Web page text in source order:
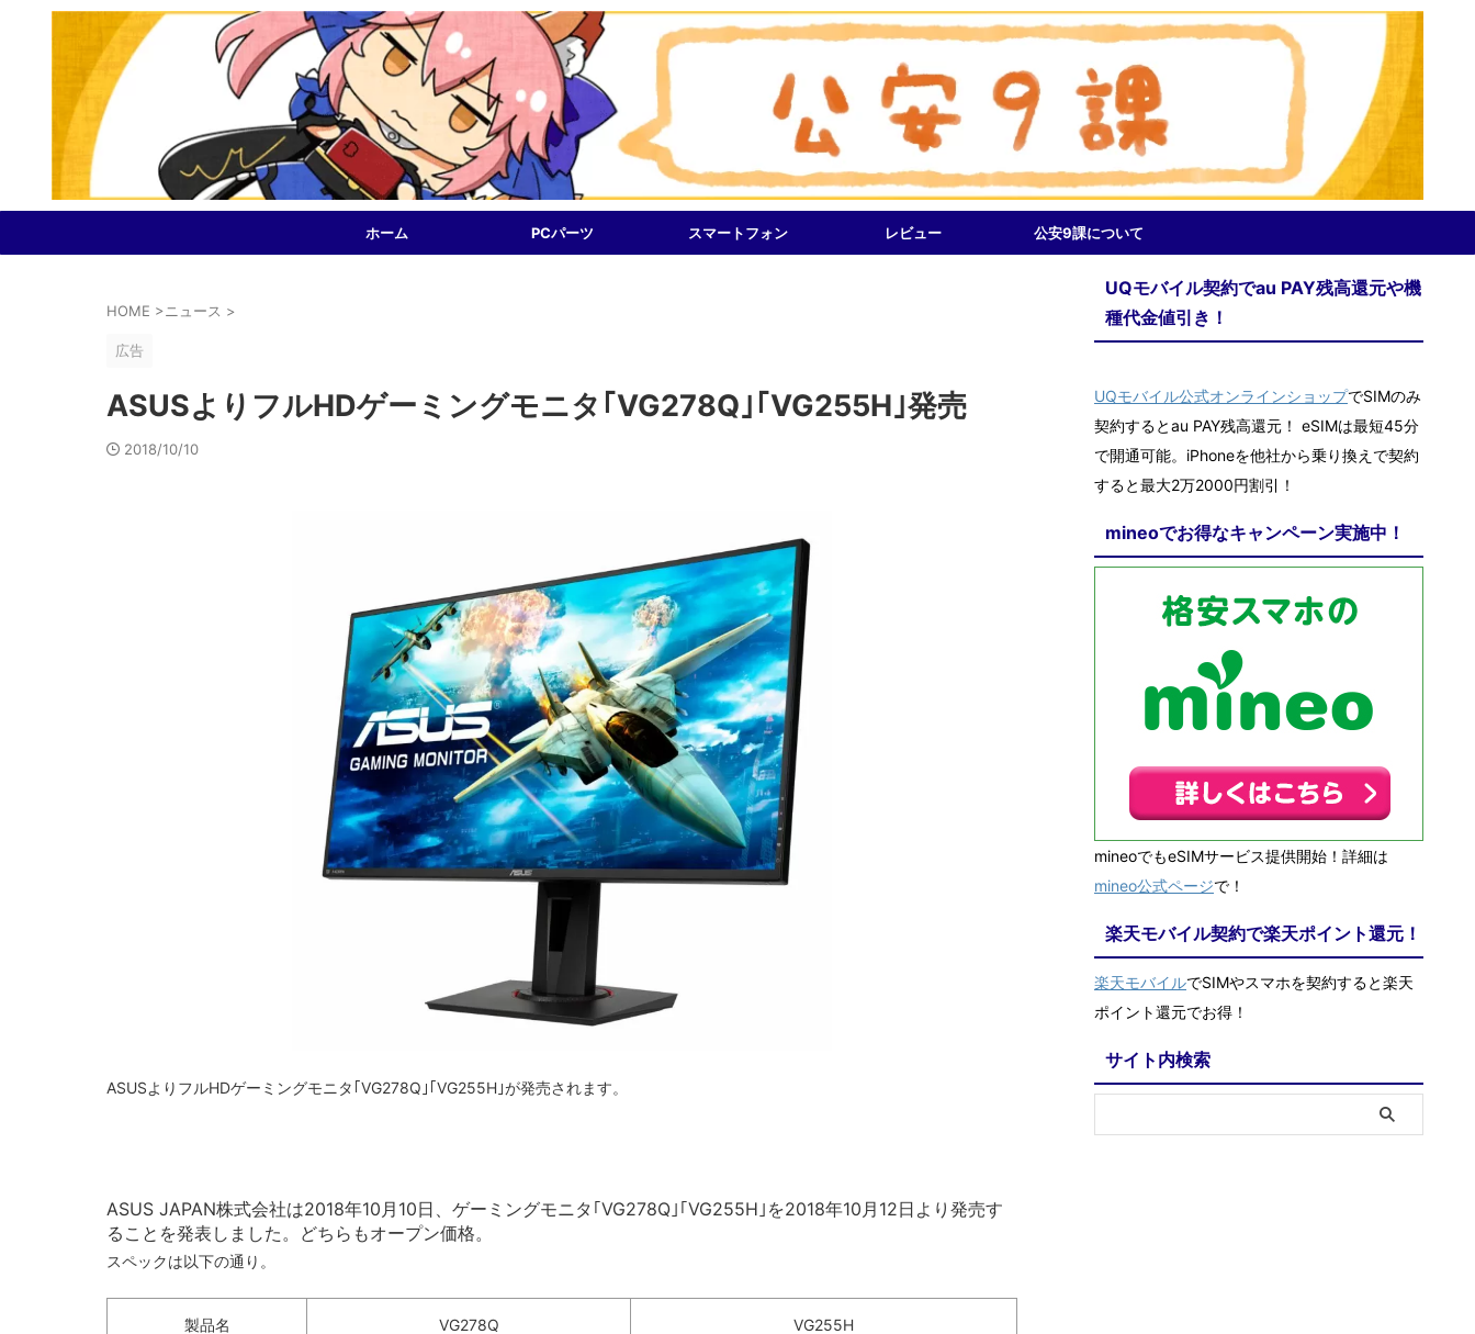
ホーム PCパーツ スマートフォン レビュー 公安9課について
HOME >ニュース >
広告
ASUSよりフルHDゲーミングモニタ｢VG278Q｣｢VG255H｣発売
2018/10/10
ASUSよりフルHDゲーミングモニタ｢VG278Q｣｢VG255H｣が発売されます。
ASUS JAPAN株式会社は2018年10月10日、ゲーミングモニタ｢VG278Q｣｢VG255H｣を2018年10月12日より発売す
ることを発表しました。どちらもオープン価格。
スペックは以下の通り。
製品名 VG278Q VG255H
UQモバイル契約でau PAY残高還元や機
種代金値引き！
UQモバイル公式オンラインショップでSIMのみ
契約するとau PAY残高還元！ eSIMは最短45分
で開通可能。iPhoneを他社から乗り換えで契約
すると最大2万2000円割引！
mineoでお得なキャンペーン実施中！
mineoでもeSIMサービス提供開始！詳細は
mineo公式ページで！
楽天モバイル契約で楽天ポイント還元！
楽天モバイルでSIMやスマホを契約すると楽天
ポイント還元でお得！
サイト内検索